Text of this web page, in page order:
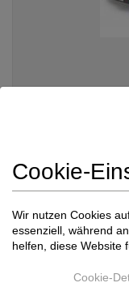
Neupreis: 4.000 €
2.499 €
Cookie-
Wir nutzen Cookies
essenziell, während
helfen, diese Website
Cookie-